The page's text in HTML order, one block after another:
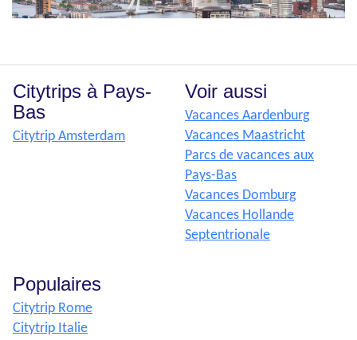
Citytrips à Pays-
Bas
Citytrip Amsterdam
Voir aussi
Vacances Aardenburg
Vacances Maastricht
Parcs de vacances aux
Pays-Bas
Vacances Domburg
Vacances Hollande
Septentrionale
Populaires
Citytrip Rome
Citytrip Italie